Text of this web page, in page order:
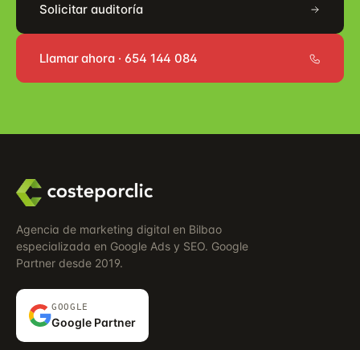
Solicitar auditoría
Llamar ahora · 654 144 084
Agencia de marketing digital en Bilbao
especializada en Google Ads y SEO. Google
Partner desde 2019.
GOOGLE
Google Partner